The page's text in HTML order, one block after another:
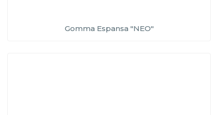
Gomma Espansa "NEO"